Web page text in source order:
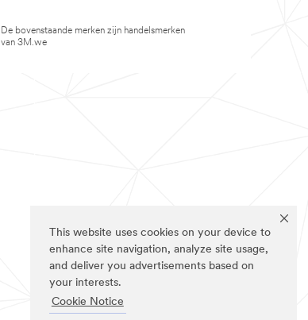
This website uses cookies on your device to
enhance site navigation, analyze site usage,
and deliver you advertisements based on
your interests.
Cookie Notice
De bovenstaande merken zijn handelsmerken
van 3M.we